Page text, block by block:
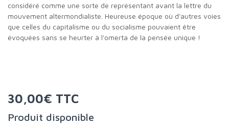
considéré comme une sorte de représentant avant la lettre du
mouvement altermondialiste. Heureuse époque où d'autres voies
que celles du capitalisme ou du socialisme pouvaient être
évoquées sans se heurter à l'omerta de la pensée unique !
30,00€ TTC
Produit disponible